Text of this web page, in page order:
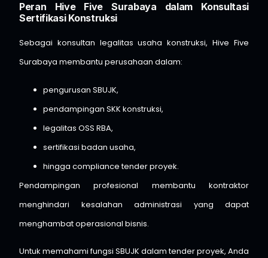
Peran Hive Five Surabaya dalam Konsultasi
Sertifikasi Konstruksi
Sebagai konsultan legalitas usaha konstruksi,Hive Five
Surabaya membantu perusahaan dalam:
pengurusan SBUJK,
pendampingan SKK konstruksi,
legalitas OSS RBA,
sertifikasi badan usaha,
hingga compliance tender proyek.
Pendampingan profesional membantu kontraktor
menghindari kesalahan administrasi yang dapat
menghambat operasional bisnis.
Untuk memahami fungsi SBUJK dalam tender proyek, Anda